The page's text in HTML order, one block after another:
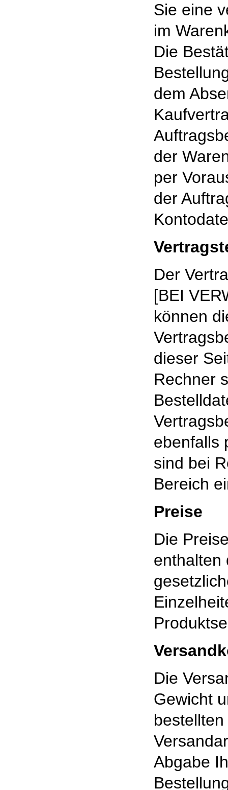
Sie eine
im
Die
dem
der
per
der
Der
[BEI
können
dieser
Rechner
ebenfalls
sind bei
Bereich
Preise
Die
enthalten
Die
Gewicht
Abgabe